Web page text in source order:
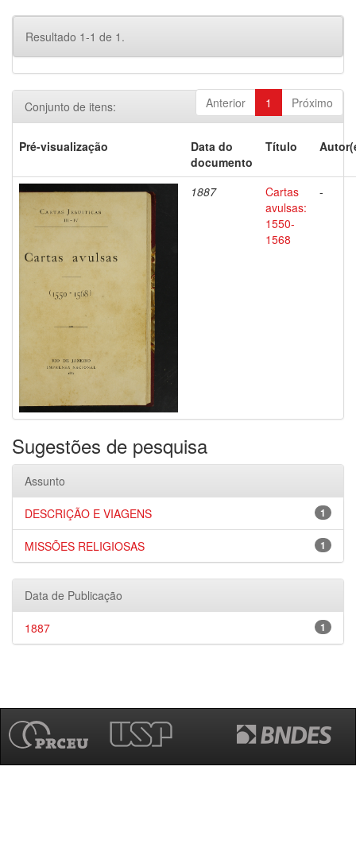
Resultado 1-1 de 1.
Anterior 1 Próximo
Conjunto de itens:
Pré-visualização
Data do
documento
Título
1887
Cartas
avulsas:
1550-
1568
-
Sugestões de pesquisa
Assunto
1
DESCRIÇÃO E VIAGENS
1
MISSÕES RELIGIOSAS
Data de Publicação
1
1887